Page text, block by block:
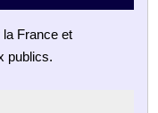
France et
publics.